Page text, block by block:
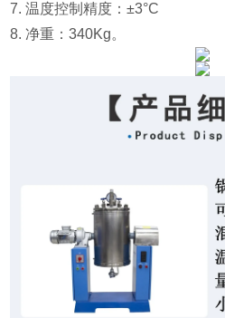
7. 温度控制精度：±3°C
8. 净重：340Kg。